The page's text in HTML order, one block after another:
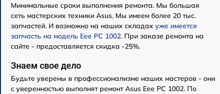
Минимальные сроки выполнения ремонта. Мы большая
сеть мастерских техники Asus. Мы имеем более 20 тыс.
запчастей. И возможно на наших складах уже имеется
запчасть на модель Eee PC 1002. При заказе ремонта на
сайте - предоставляется скидка -25%.
Знаем свое дело
Будьте уверены в профессионализме наших мастеров - они
с уверенностью выполнят ремонт Asus Eee PC 1002. По